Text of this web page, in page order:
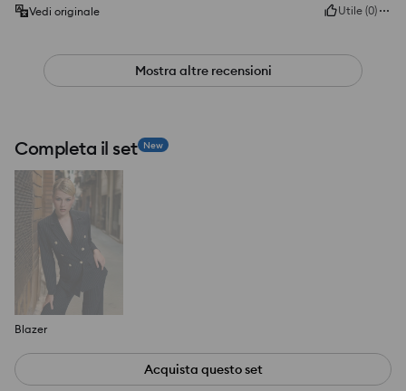
Vedi originale
Utile (0)
Mostra altre recensioni
Completa il set New
Blazer
Acquista questo set